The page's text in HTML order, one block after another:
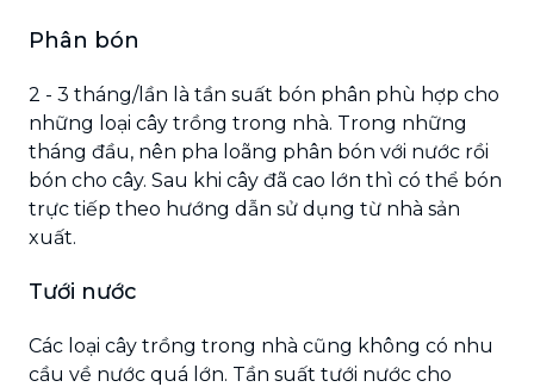
Phân bón
2 - 3 tháng/lần là tần suất bón phân phù hợp cho
những loại cây trồng trong nhà. Trong những
tháng đầu, nên pha loãng phân bón với nước rồi
bón cho cây. Sau khi cây đã cao lớn thì có thể bón
trực tiếp theo hướng dẫn sử dụng từ nhà sản
xuất.
Tưới nước
Các loại cây trồng trong nhà cũng không có nhu
cầu về nước quá lớn. Tần suất tưới nước cho